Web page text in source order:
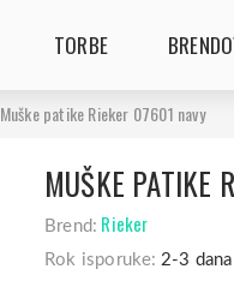
TORBE
Muške patike Rieker 07601 navy
MUŠKE PATIKE
Brend: Rieker
Rok isporuke: 2-3 dana